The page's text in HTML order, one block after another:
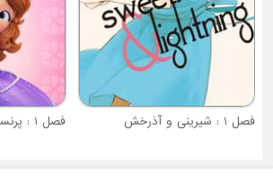
فصل 1 : پرنسس سوفیا